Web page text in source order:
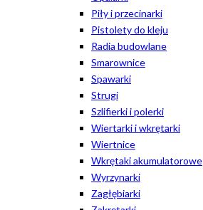
Piły i przecinarki
Pistolety do kleju
Radia budowlane
Smarownice
Spawarki
Strugi
Szlifierki i polerki
Wiertarki i wkrętarki
Wiertnice
Wkrętaki akumulatorowe
Wyrzynarki
Zagłębiarki